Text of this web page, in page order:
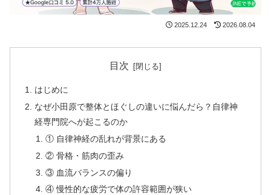
2025.12.24 2026.08.04
目次
はじめに
なぜ小田原で整体とほぐしの違いに悩んだら？自律神
経専門院へが起こるのか
① 自律神経の乱れが背景にある
② 骨格・筋肉の歪み
③ 血流バランスの偏り
④ 慢性的な疲労で体の許容範囲が狭い